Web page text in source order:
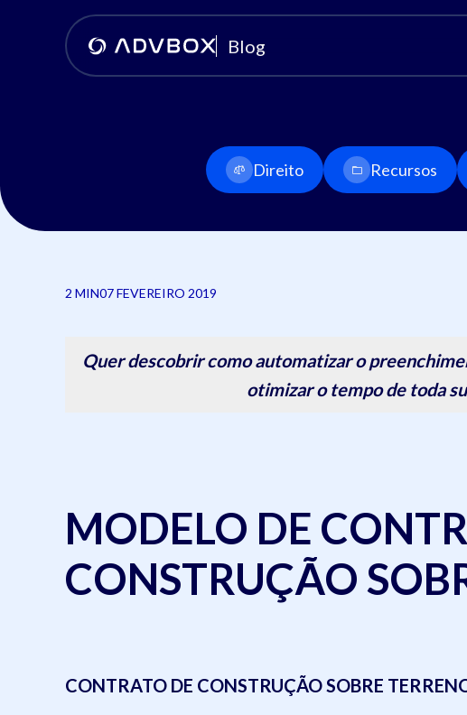
Blog
Direito Recursos
2 MIN07 FEVEREIRO 2019
Quer descobrir como automatizar o
otimizar o tempo de toda
MODELO DE
CONSTRUÇÃO
CONTRATO DE CONSTRUÇÃO SOBRE